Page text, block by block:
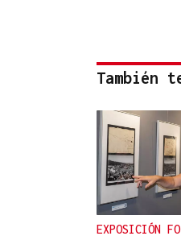
También
EXPOSICIÓN